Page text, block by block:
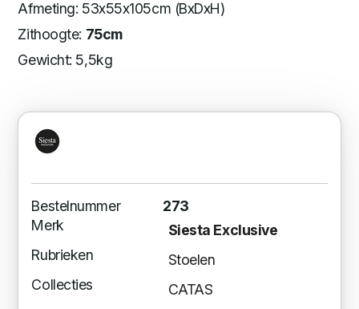
Afmeting: 53x55x105cm (BxDxH)
Zithoogte: 75cm
Gewicht: 5,5kg
Bestelnummer
273
Merk
Siesta Exclusive
Rubrieken
Stoelen
Collecties
CATAS